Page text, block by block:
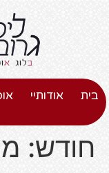
בית אודותיי
חודש: